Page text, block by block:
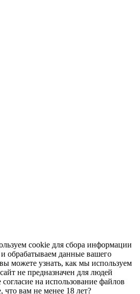
cookie для сбора информации
и обрабатываем данные вашего
вы можете узнать, как мы используем
не предназначен для людей
на использование файлов
что вам не менее 18 лет?